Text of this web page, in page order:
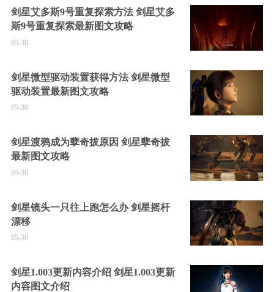
剑星艾多斯9号重复探索方法 剑星艾多
斯9号重复探索最新图文攻略
05-30
剑星微型驱动装置获得方法 剑星微型
驱动装置最新图文攻略
05-30
剑星渡鸦成为孽奇拔原因 剑星孽奇拔
最新图文攻略
05-30
剑星镜头一只往上跑怎么办 剑星摇杆
漂移
05-30
剑星1.003更新内容介绍 剑星1.003更新
内容图文介绍